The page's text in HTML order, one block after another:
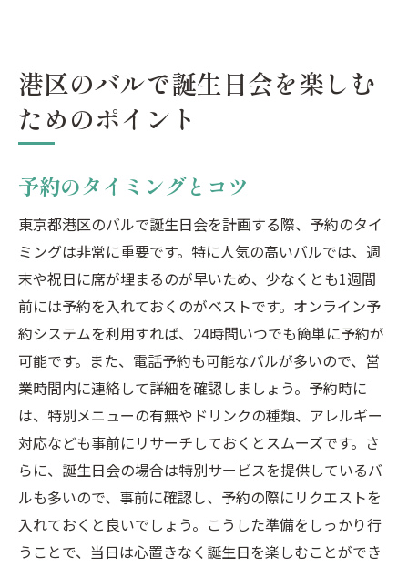
港区のバルで誕生日会を楽しむ
ためのポイント
予約のタイミングとコツ
東京都港区のバルで誕生日会を計画する際、予約のタイ
ミングは非常に重要です。特に人気の高いバルでは、週
末や祝日に席が埋まるのが早いため、少なくとも1週間
前には予約を入れておくのがベストです。オンライン予
約システムを利用すれば、24時間いつでも簡単に予約が
可能です。また、電話予約も可能なバルが多いので、営
業時間内に連絡して詳細を確認しましょう。予約時に
は、特別メニューの有無やドリンクの種類、アレルギー
対応なども事前にリサーチしておくとスムーズです。さ
らに、誕生日会の場合は特別サービスを提供しているバ
ルも多いので、事前に確認し、予約の際にリクエストを
入れておくと良いでしょう。こうした準備をしっかり行
うことで、当日は心置きなく誕生日を楽しむことができ